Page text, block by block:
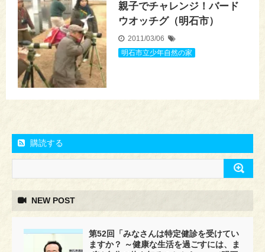
親子でチャレンジ！バード
ウオッチグ（明石市）
2011/03/06
明石市立少年自然の家
購読する
NEW POST
第52回「みなさんは特定健診を受けてい
ますか？ ～健康な生活を過ごすには、ま